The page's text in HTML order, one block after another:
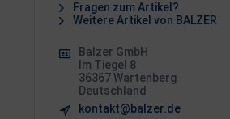
Fragen zum Artikel?
Weitere Artikel von BALZER
Balzer GmbH
Im Tiegel 8
36367 Wartenberg
Deutschland
kontakt@balzer.de